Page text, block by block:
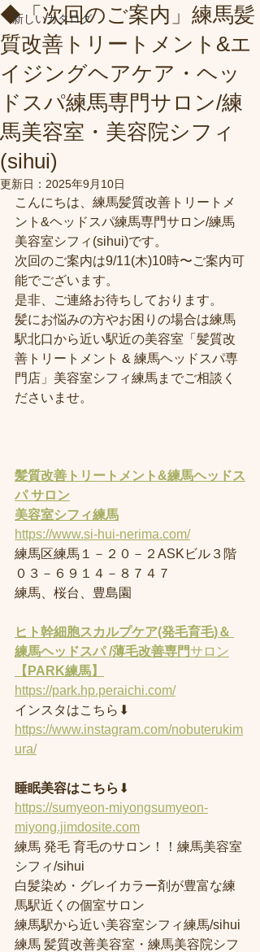
新しいカタログ
◆「次回のご案内」練馬髪
質改善トリートメント&エ
イジングヘアケア・ヘッ
ドスパ練馬専門サロン/練
馬美容室・美容院シフィ
(sihui)
更新日： 2025年9月10日
こんにちは、練馬髪質改善トリートメ
ント&ヘッドスパ練馬専門サロン/練馬
美容室シフィ(sihui)です。
次回のご案内は9/11(木)10時〜ご案内可
能でございます。
是非、ご連絡お待ちしております。
髪にお悩みの方やお困りの場合は練馬
駅北口から近い駅近の美容室「髪質改
善トリートメント & 練馬ヘッドスパ専
門店」美容室シフィ練馬までご相談く
ださいませ。
髪質改善トリートメント&練馬ヘッドス
パ サロン
美容室シフィ練馬
https://www.si-hui-nerima.com/
練馬区練馬１－２０－２ASKビル３階
０３－６９１４－８７４７
練馬、桜台、豊島園
ヒト幹細胞スカルプケア(発毛育毛)＆
練馬ヘッドスパ /薄毛改善専門サロン
【PARK練馬】
https://park.hp.peraichi.com/
インスタはこちら⬇︎
https://www.instagram.com/nobuterukim
ura/
睡眠美容はこちら ⬇︎
https://sumyeon-miyongsumyeon-
miyong.jimdosite.com
練馬 発毛 育毛のサロン！！練馬美容室
シフィ/sihui
白髪染め・グレイカラー剤が豊富な練
馬駅近くの個室サロン
練馬駅から近い美容室シフィ練馬/sihui
練馬 髪質改善美容室・練馬美容院シフ